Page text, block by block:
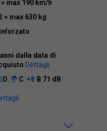
= max 190 km/h
= max 630 kg
dalla data di
Dettagli
D C B 71 dB